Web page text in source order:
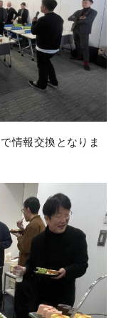
情報交換となりま